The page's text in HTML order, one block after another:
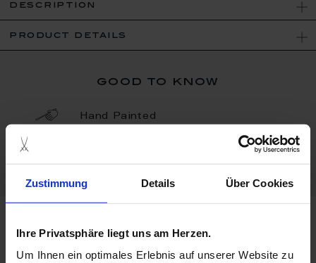
Zustimmung Details Über Cookies
Ihre Privatsphäre liegt uns am Herzen.
Um Ihnen ein optimales Erlebnis auf unserer Website zu
description
product details
good to know
Hand Painted
Germany
orchestra collection